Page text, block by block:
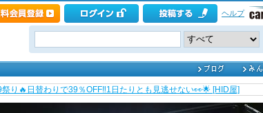
ヘルプ
り🔥日替わりで39％OFF‼️1日たりとも見逃せない👀🌟 [HID屋]